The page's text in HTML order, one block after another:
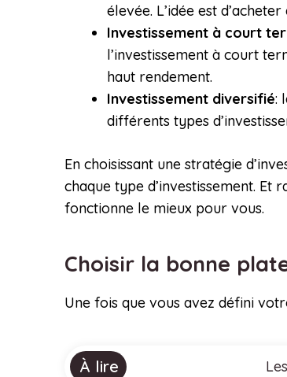
élevée. L’idée est
Investissement à court
l’investissement à court
haut rendement.
Investissement diversifié:
différents types
En choisissant une stratégie
chaque type d’investissement. Et
fonctionne le mieux pour vous.
Choisir la bonne
Une fois que vous avez défini
À lire